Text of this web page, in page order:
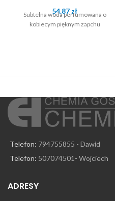
54.87 zł
Subtelna woda perfumowana o
kobiecym pięknym zapchu
Telefon: 794755855 - Dawid
Telefon: 507074501- Wojciech
ADRESY